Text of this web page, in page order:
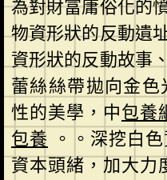
為對財富庸俗化的
物資形狀的反動遺
資形狀的反動故事
蕾絲絲帶拋向金
性的美學，中包養
包養 。。深挖白
資本頭緒，加大力